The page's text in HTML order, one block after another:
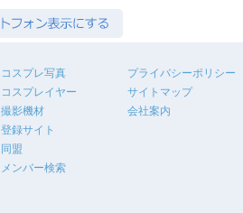
コスプレ写真
コスプレイヤー
撮影機材
登録サイト
同盟
メンバー検索
プライバシーポリシー
サイトマップ
会社案内